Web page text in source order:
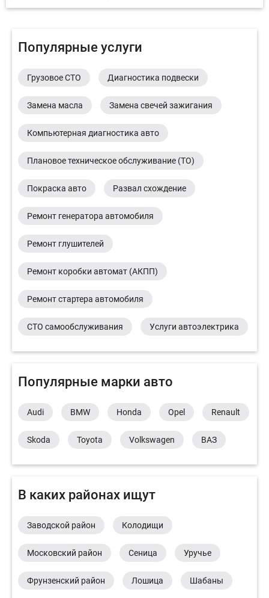
Популярные услуги
Грузовое СТО Диагностика подвески
Замена масла Замена свечей зажигания
Компьютерная диагностика авто
Плановое техническое обслуживание (ТО)
Покраска авто Развал схождение
Ремонт генератора автомобиля
Ремонт глушителей
Ремонт коробки автомат (АКПП)
Ремонт стартера автомобиля
СТО самообслуживания Услуги автоэлектрика
Популярные марки авто
Audi BMW Honda Opel Renault
Skoda Toyota Volkswagen ВАЗ
В каких районах ищут
Заводской район Колодищи
Московский район Сеница Уручье
Фрунзенский район Лошица Шабаны